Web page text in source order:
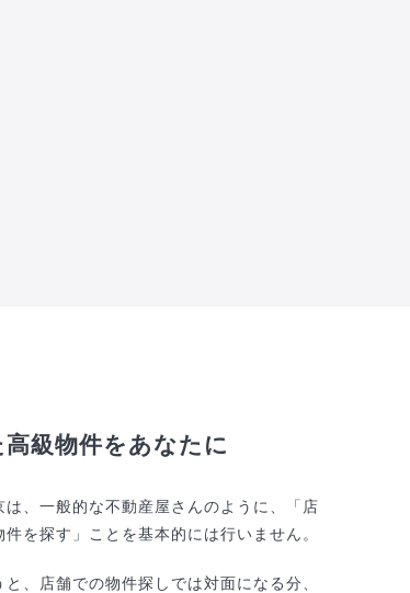
高級物件をあなたに
は、一般的な不動産屋さんのように、「店
件を探す」ことを基本的には行いません。
と、店舗での物件探しでは対面になる分、